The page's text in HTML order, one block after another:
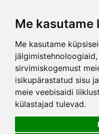
Me kasutame
Me kasutame
sirvimiskogemust
isikupärastatud sisu
meie veebisaidi
külastajad tulevad.